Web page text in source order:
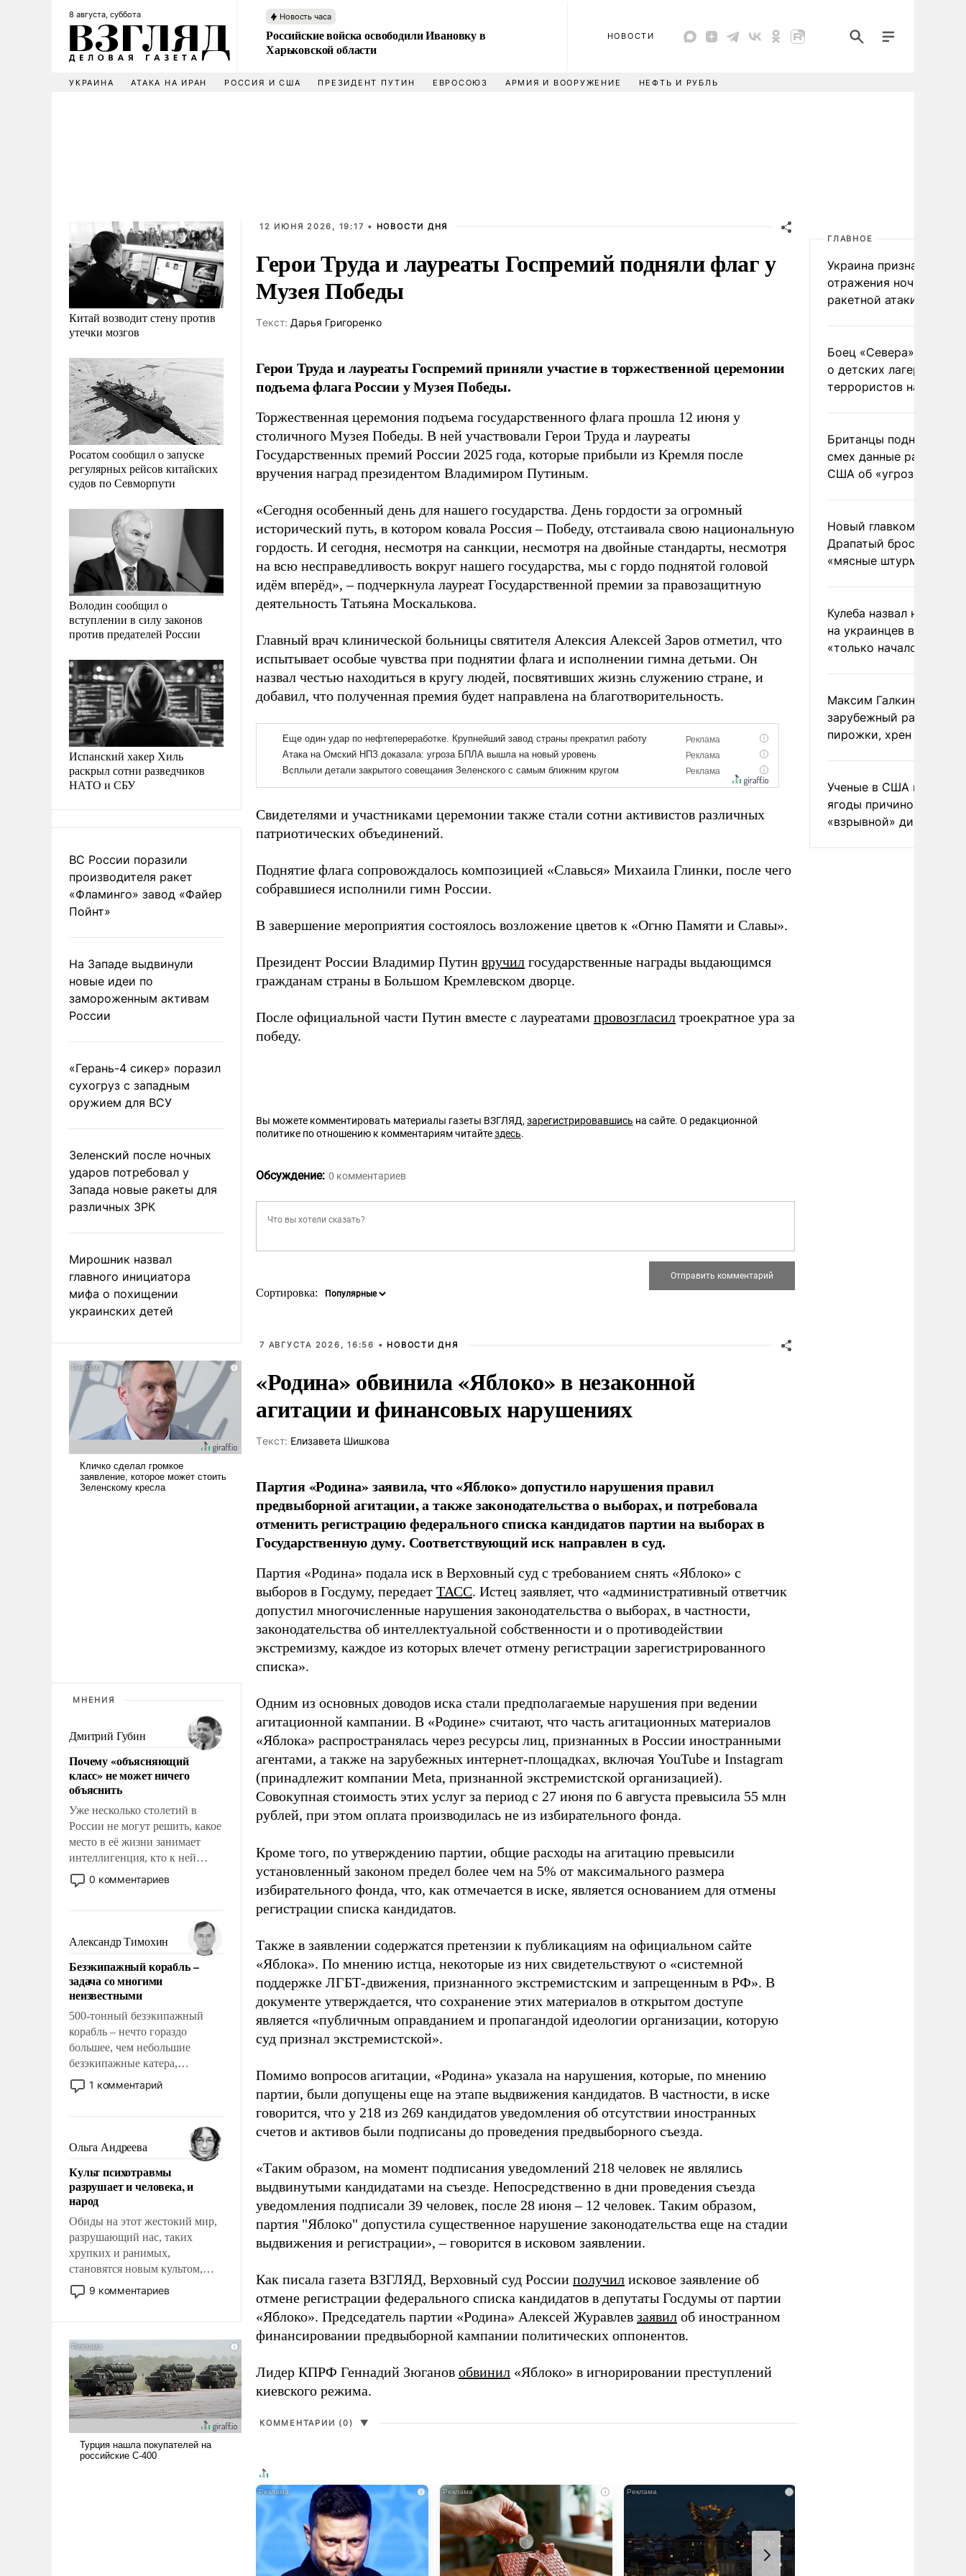
8 августа, суббота Новость часа
Российские войска освободили Ивановку в
Харьковской области
НОВОСТИ
УКРАИНА АТАКА НА ИРАН РОССИЯ И США ПРЕЗИДЕНТ ПУТИН ЕВРОСОЮЗ АРМИЯ И ВООРУЖЕНИЕ НЕФТЬ И РУБЛЬ
Китай возводит стену против
утечки мозгов
Росатом сообщил о запуске
регулярных рейсов китайских
судов по Севморпути
Володин сообщил о
вступлении в силу законов
против предателей России
Испанский хакер Хиль
раскрыл сотни разведчиков
НАТО и СБУ
ВС России поразили
производителя ракет
«Фламинго» завод «Файер
Пойнт»
На Западе выдвинули
новые идеи по
замороженным активам
России
«Герань-4 сикер» поразил
сухогруз с западным
оружием для ВСУ
Зеленский после ночных
ударов потребовал у
Запада новые ракеты для
различных ЗРК
Мирошник назвал
главного инициатора
мифа о похищении
украинских детей
МНЕНИЯ
Дмитрий Губин
Почему «объясняющий
класс» не может ничего
объяснить
Уже несколько столетий в
России не могут решить, какое
место в её жизни занимает
интеллигенция, кто к ней
принадлежит, а кого из неё
исключили с правом
чем она отличается от просто
образованных людей. Иногда
казалось, что эти вопросы
решены раз и навсегда, но –
нет, не решены.
0 комментариев
Александр Тимохин
Безэкипажный корабль –
задача со многими
неизвестными
500-тонный безэкипажный
корабль – нечто гораздо
большее, чем небольшие
безэкипажные катера,
применение которых уже
стало обыденностью. Задача по
сложна и амбициозна. Однако
и ее реализация радикально
поднимет наши боевые
возможности.
1 комментарий
Ольга Андреева
Культ психотравмы
разрушает и человека, и
народ
Обиды на этот жестокий мир,
разрушающий нас, таких
хрупких и ранимых,
становятся новым культом,
постепенно вытесняя и
отменяя традиционное
ударами судьбы, брать на себя
ответственность, помогать
слабым, идти вперед и
адаптироваться.
9 комментариев
12 ИЮНЯ 2026, 19:17 • НОВОСТИ ДНЯ
Герои Труда и лауреаты Госпремий подняли флаг у
Музея Победы
Tекст: Дарья Григоренко
Герои Труда и лауреаты Госпремий приняли участие в торжественной церемонии
подъема флага России у Музея Победы.
Торжественная церемония подъема государственного флага прошла 12 июня у
столичного Музея Победы. В ней участвовали Герои Труда и лауреаты
Государственных премий России 2025 года, которые прибыли из Кремля после
вручения наград президентом Владимиром Путиным.
«Сегодня особенный день для нашего государства. День гордости за огромный
исторический путь, в котором ковала Россия – Победу, отстаивала свою национальную
гордость. И сегодня, несмотря на санкции, несмотря на двойные стандарты, несмотря
на всю несправедливость вокруг нашего государства, мы с гордо поднятой головой
идём вперёд», – подчеркнула лауреат Государственной премии за правозащитную
деятельность Татьяна Москалькова.
Главный врач клинической больницы святителя Алексия Алексей Заров отметил, что
испытывает особые чувства при поднятии флага и исполнении гимна детьми. Он
назвал честью находиться в кругу людей, посвятивших жизнь служению стране, и
добавил, что полученная премия будет направлена на благотворительность.
Свидетелями и участниками церемонии также стали сотни активистов различных
патриотических объединений.
Поднятие флага сопровождалось композицией «Славься» Михаила Глинки, после чего
собравшиеся исполнили гимн России.
В завершение мероприятия состоялось возложение цветов к «Огню Памяти и Славы».
Президент России Владимир Путин вручил государственные награды выдающимся
гражданам страны в Большом Кремлевском дворце.
После официальной части Путин вместе с лауреатами провозгласил троекратное ура за
победу.
Вы можете комментировать материалы газеты ВЗГЛЯД, зарегистрировавшись на сайте. О редакционной
политике по отношению к комментариям читайтездесь.
Обсуждение: 0 комментариев
Сортировка:
7 АВГУСТА 2026, 16:56 • НОВОСТИ ДНЯ
«Родина» обвинила «Яблоко» в незаконной
агитации и финансовых нарушениях
Tекст: Елизавета Шишкова
Партия «Родина» заявила, что «Яблоко» допустило нарушения правил
предвыборной агитации, а также законодательства о выборах, и потребовала
отменить регистрацию федерального списка кандидатов партии на выборах в
Государственную думу. Соответствующий иск направлен в суд.
Партия «Родина» подала иск в Верховный суд с требованием снять «Яблоко» с
выборов в Госдуму, передает ТАСС. Истец заявляет, что «административный ответчик
допустил многочисленные нарушения законодательства о выборах, в частности,
законодательства об интеллектуальной собственности и о противодействии
экстремизму, каждое из которых влечет отмену регистрации зарегистрированного
списка».
Одним из основных доводов иска стали предполагаемые нарушения при ведении
агитационной кампании. В «Родине» считают, что часть агитационных материалов
«Яблока» распространялась через ресурсы лиц, признанных в России иностранными
агентами, а также на зарубежных интернет-площадках, включая YouTube и Instagram
(принадлежит компании Meta, признанной экстремистской организацией).
Совокупная стоимость этих услуг за период с 27 июня по 6 августа превысила 55 млн
рублей, при этом оплата производилась не из избирательного фонда.
Кроме того, по утверждению партии, общие расходы на агитацию превысили
установленный законом предел более чем на 5% от максимального размера
избирательного фонда, что, как отмечается в иске, является основанием для отмены
регистрации списка кандидатов.
Также в заявлении содержатся претензии к публикациям на официальном сайте
«Яблока». По мнению истца, некоторые из них свидетельствуют о «системной
поддержке ЛГБТ-движения, признанного экстремистским и запрещенным в РФ». В
документе утверждается, что сохранение этих материалов в открытом доступе
является «публичным оправданием и пропагандой идеологии организации, которую
суд признал экстремистской».
Помимо вопросов агитации, «Родина» указала на нарушения, которые, по мнению
партии, были допущены еще на этапе выдвижения кандидатов. В частности, в иске
говорится, что у 218 из 269 кандидатов уведомления об отсутствии иностранных
счетов и активов были подписаны до проведения предвыборного съезда.
«Таким образом, на момент подписания уведомлений 218 человек не являлись
выдвинутыми кандидатами на съезде. Непосредственно в дни проведения съезда
уведомления подписали 39 человек, после 28 июня – 12 человек. Таким образом,
партия "Яблоко" допустила существенное нарушение законодательства еще на стадии
выдвижения и регистрации», – говорится в исковом заявлении.
Как писала газета ВЗГЛЯД, Верховный суд России получил исковое заявление об
отмене регистрации федерального списка кандидатов в депутаты Госдумы от партии
«Яблоко». Председатель партии «Родина» Алексей Журавлев заявил об иностранном
финансировании предвыборной кампании политических оппонентов.
Лидер КПРФ Геннадий Зюганов обвинил «Яблоко» в игнорировании преступлений
киевского режима.
КОММЕНТАРИИ (0) ▼
i i i
ГЛАВНОЕ
Украина признала
отражения ночной
ракетной атаки
Боец «Севера»
о детских лагерях
террористов на
Британцы подняли на
смех данные разведки
США об «угрозе
Новый главком ВСУ
Драпатый бросил
«мясные штурмы»
Кулеба назвал
на украинцев в Польше
«только началом»
Максим Галкин
зарубежный райдер
пирожки, хрен и морс
Ученые в США назвали
ягоды причиной
«взрывной» диареи